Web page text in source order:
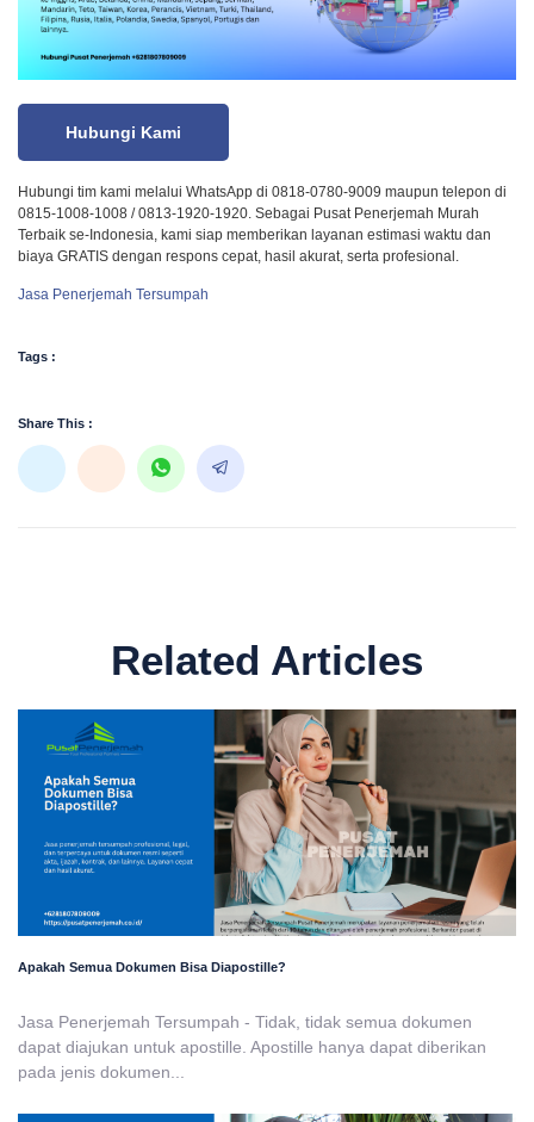
Hubungi Kami
Hubungi tim kami melalui WhatsApp di 0818-0780-9009 maupun telepon di
0815-1008-1008 / 0813-1920-1920. Sebagai Pusat Penerjemah Murah
Terbaik se-Indonesia, kami siap memberikan layanan estimasi waktu dan
biaya GRATIS dengan respons cepat, hasil akurat, serta profesional.
Jasa Penerjemah Tersumpah
Tags :
Share This :
Related Articles
Apakah Semua Dokumen Bisa Diapostille?
Jasa Penerjemah Tersumpah - Tidak, tidak semua dokumen
dapat diajukan untuk apostille. Apostille hanya dapat diberikan
pada jenis dokumen...